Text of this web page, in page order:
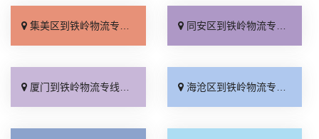
集美区到铁岭物流专线_专业调车「怎么收费」 同安区到铁岭物流专线_全程无虑「收费介绍」
厦门到铁岭物流专线_高速快运「托运放心」 海沧区到铁岭物流专线_专线查询「全程定位」